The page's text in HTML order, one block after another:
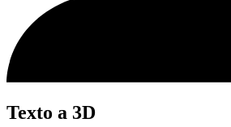
Texto a 3D